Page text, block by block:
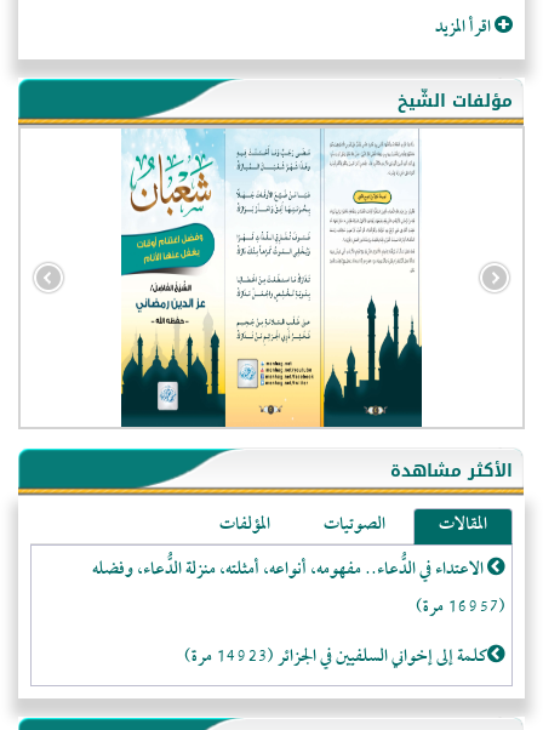
اقرأ المزيد
مؤلفات الشّيخ
الأكثر مشاهدة
المقالات الصوتيات
المؤلفات
الاعتداء في الدُّعاء.. مفهومه، أنواعه، أمثلته، منزلة الدُّعاء، وفضله
(16957 مرة)
كلمة إلى إخواني السلفيين في الجزائر (14923 مرة)
لا تتَّبعوا عورات الـمسلمين (13368 مرة)
- الولايات المتحدة (71897)
- فيتنام (21391)
-غير معروف (20676)
- الصين (10577)
- كندا (10210)
- فرنسا (9056)
- المملكة المتحدة (5455)
- روسيا (5408)